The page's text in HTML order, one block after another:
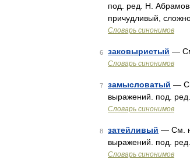
под. ред. Н.
причудливый,
Словарь синонимов
6 заковыристый —
Словарь синонимов
7 замысловатый —
выражений. под.
Словарь синонимов
8 затейливый — См.
выражений. под.
Словарь синонимов